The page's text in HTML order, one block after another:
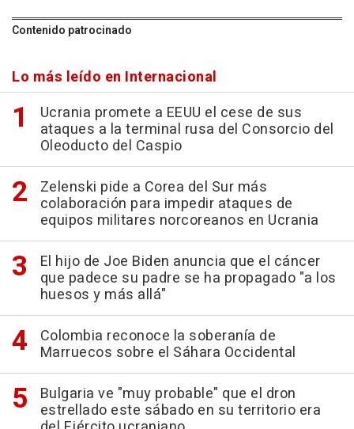
Contenido patrocinado
Lo más leído en Internacional
Ucrania promete a EEUU el cese de sus
ataques a la terminal rusa del Consorcio del
Oleoducto del Caspio
Zelenski pide a Corea del Sur más
colaboración para impedir ataques de
equipos militares norcoreanos en Ucrania
El hijo de Joe Biden anuncia que el cáncer
que padece su padre se ha propagado "a los
huesos y más allá"
Colombia reconoce la soberanía de
Marruecos sobre el Sáhara Occidental
Bulgaria ve "muy probable" que el dron
estrellado este sábado en su territorio era